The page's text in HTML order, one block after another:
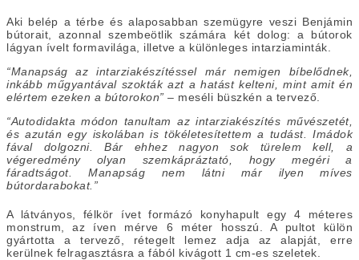
Aki belép a térbe és alaposabban szemügyre veszi Benjámin
bútorait, azonnal szembeötlik számára két dolog: a bútorok
lágyan ívelt formavilága, illetve a különleges intarziaminták.
“Manapság az intarziakészítéssel már nemigen bíbelődnek,
inkább műgyantával szokták azt a hatást kelteni, mint amit én
elértem ezeken a bútorokon” – meséli büszkén a tervező.
“Autodidakta módon tanultam az intarziakészítés művészetét,
és azután egy iskolában is tökéletesítettem a tudást. Imádok
fával dolgozni. Bár ehhez nagyon sok türelem kell, a
végeredmény olyan szemkápráztató, hogy megéri a
fáradtságot. Manapság nem látni már ilyen míves
bútordarabokat.”
A látványos, félkör ívet formázó konyhapult egy 4 méteres
monstrum, az íven mérve 6 méter hosszú. A pultot külön
gyártotta a tervező, rétegelt lemez adja az alapját, erre
kerülnek felragasztásra a fából kivágott 1 cm-es szeletek.